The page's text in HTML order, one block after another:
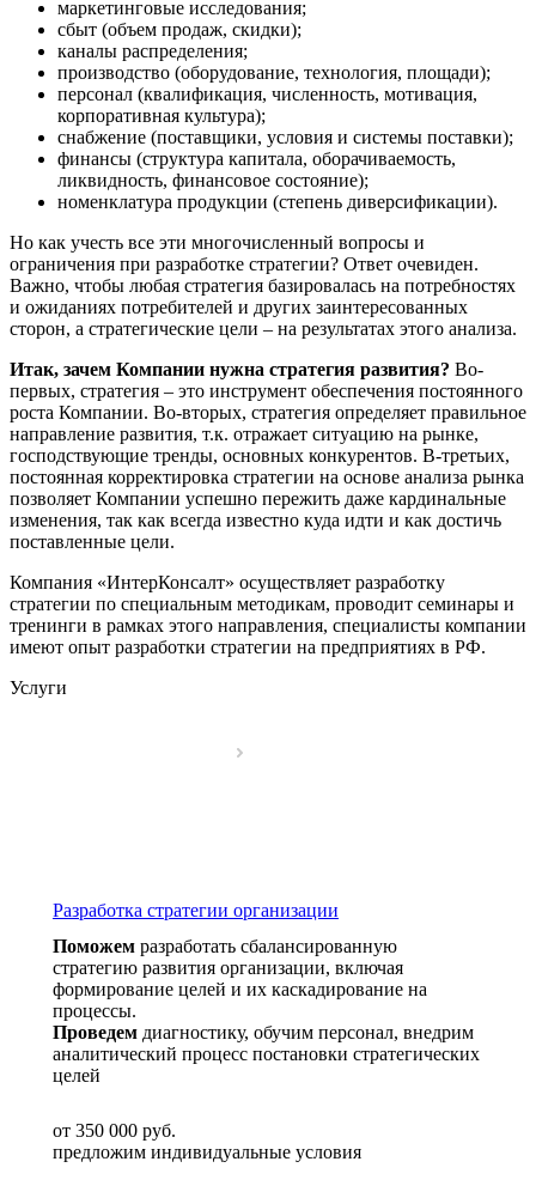
маркетинговые исследования;
сбыт (объем продаж, скидки);
каналы распределения;
производство (оборудование, технология, площади);
персонал (квалификация, численность, мотивация,
корпоративная культура);
снабжение (поставщики, условия и системы поставки);
финансы (структура капитала, оборачиваемость,
ликвидность, финансовое состояние);
номенклатура продукции (степень диверсификации).
Но как учесть все эти многочисленный вопросы и
ограничения при разработке стратегии? Ответ очевиден.
Важно, чтобы любая стратегия базировалась на потребностях
и ожиданиях потребителей и других заинтересованных
сторон, а стратегические цели – на результатах этого анализа.
Итак, зачем Компании нужна стратегия развития? Во-
первых, стратегия – это инструмент обеспечения постоянного
роста Компании. Во-вторых, стратегия определяет правильное
направление развития, т.к. отражает ситуацию на рынке,
господствующие тренды, основных конкурентов. В-третьих,
постоянная корректировка стратегии на основе анализа рынка
позволяет Компании успешно пережить даже кардинальные
изменения, так как всегда известно куда идти и как достичь
поставленные цели.
Компания «ИнтерКонсалт» осуществляет разработку
стратегии по специальным методикам, проводит семинары и
тренинги в рамках этого направления, специалисты компании
имеют опыт разработки стратегии на предприятиях в РФ.
Услуги
Разработка стратегии организации
Поможем разработать сбалансированную
стратегию развития организации, включая
формирование целей и их каскадирование на
процессы.
Проведем диагностику, обучим персонал, внедрим
аналитический процесс постановки стратегических
целей
от 350 000 руб.
предложим индивидуальные условия